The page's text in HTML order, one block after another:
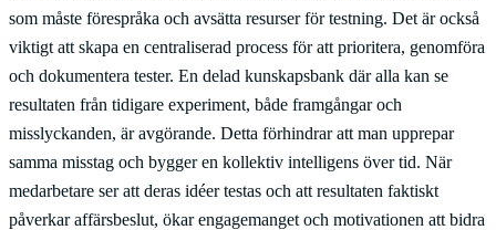
som måste förespråka och avsätta resurser för testning. Det är också
viktigt att skapa en centraliserad process för att prioritera, genomföra
och dokumentera tester. En delad kunskapsbank där alla kan se
resultaten från tidigare experiment, både framgångar och
misslyckanden, är avgörande. Detta förhindrar att man upprepar
samma misstag och bygger en kollektiv intelligens över tid. När
medarbetare ser att deras idéer testas och att resultaten faktiskt
påverkar affärsbeslut, ökar engagemanget och motivationen att bidra